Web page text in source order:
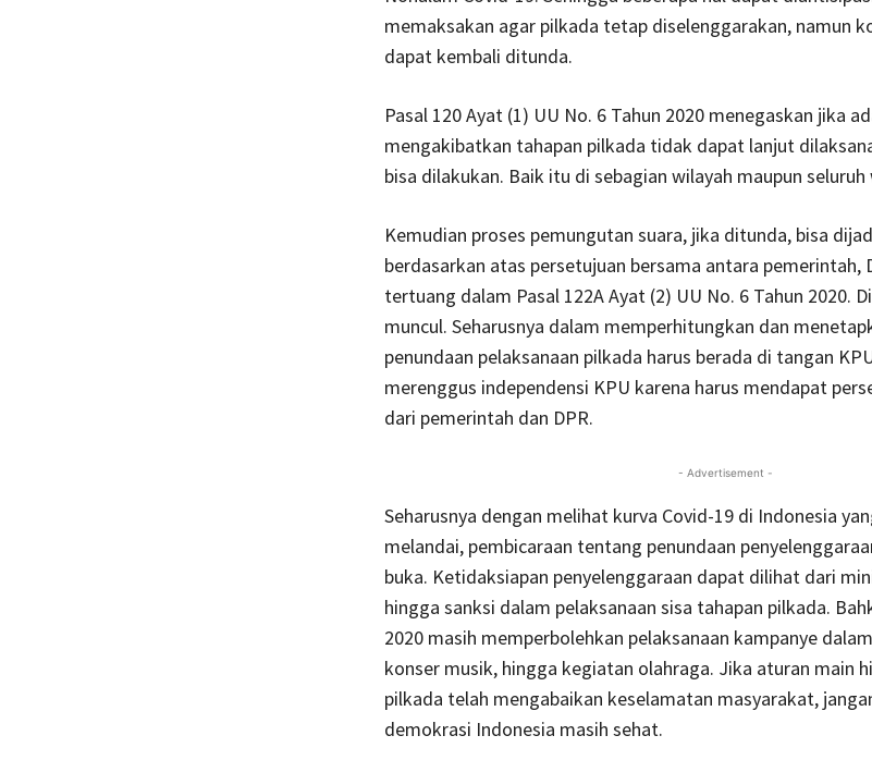
memaksakan agar pilkada tetap diselenggarakan, namun
dapat kembali ditunda.
Pasal 120 Ayat (1) UU No. 6 Tahun 2020 menegaskan jika
mengakibatkan tahapan pilkada tidak dapat lanjut
bisa dilakukan. Baik itu di sebagian wilayah maupun
Kemudian proses pemungutan suara, jika ditunda, bisa
berdasarkan atas persetujuan bersama antara pemerintah,
tertuang dalam Pasal 122A Ayat (2) UU No. 6 Tahun 2020.
muncul. Seharusnya dalam memperhitungkan dan
penundaan pelaksanaan pilkada harus berada di tangan
merenggus independensi KPU karena harus mendapat
dari pemerintah dan DPR.
- Advertisement -
Seharusnya dengan melihat kurva Covid-19 di Indonesia
melandai, pembicaraan tentang penundaan
buka. Ketidaksiapan penyelenggaraan dapat dilihat dari
hingga sanksi dalam pelaksanaan sisa tahapan pilkada.
2020 masih memperbolehkan pelaksanaan kampanye
konser musik, hingga kegiatan olahraga. Jika aturan main
pilkada telah mengabaikan keselamatan masyarakat,
demokrasi Indonesia masih sehat.